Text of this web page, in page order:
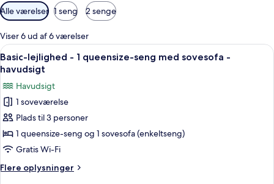
Tilgængelige
filtre
for
værelser
Alle værelser 1 seng 2 senge
Viser 6 ud af 6 værelser
Indlæs
alle
billeder
af
Basic-
lejlighed
-
1
queensize-
seng
En pænt redt seng med et foldet
11
Basic-lejlighed - 1 queensize-seng med sovesofa -
havudsigt
Havudsigt
1 soveværelse
Plads til 3 personer
1 queensize-seng og 1 sovesofa (enkeltseng)
Gratis Wi-Fi
Flere oplysninger
Flere